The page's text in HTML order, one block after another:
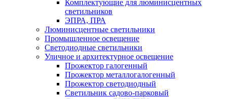
Комплектующие для люминисцентных
светильников
ЭПРА, ПРА
Люминисцентные светильники
Промышленное освещение
Светодиодные светильники
Уличное и архитектурное освещение
Прожектор галогенный
Прожектор металлогалогенный
Прожектор светодиодный
Светильник садово-парковый